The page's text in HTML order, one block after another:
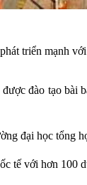
triển mạnh
đào tạo bài
đại học tổng
với hơn